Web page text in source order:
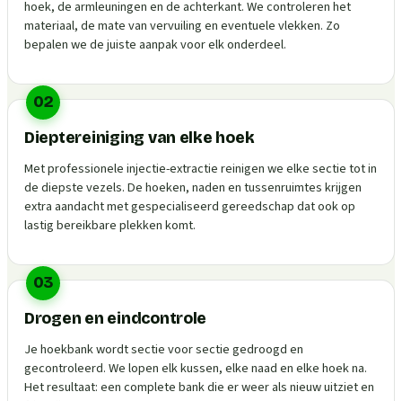
hoek, de armleuningen en de achterkant. We controleren het
materiaal, de mate van vervuiling en eventuele vlekken. Zo
bepalen we de juiste aanpak voor elk onderdeel.
02
Dieptereiniging van elke hoek
Met professionele injectie-extractie reinigen we elke sectie tot in
de diepste vezels. De hoeken, naden en tussenruimtes krijgen
extra aandacht met gespecialiseerd gereedschap dat ook op
lastig bereikbare plekken komt.
03
Drogen en eindcontrole
Je hoekbank wordt sectie voor sectie gedroogd en
gecontroleerd. We lopen elk kussen, elke naad en elke hoek na.
Het resultaat: een complete bank die er weer als nieuw uitziet en